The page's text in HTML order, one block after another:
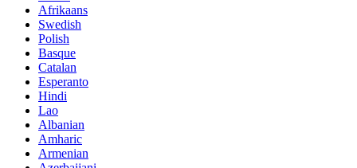
Afrikaans
Swedish
Polish
Basque
Catalan
Esperanto
Hindi
Lao
Albanian
Amharic
Armenian